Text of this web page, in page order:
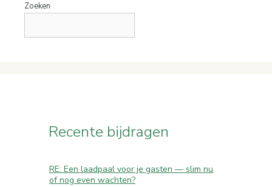
Zoeken
Recente bijdragen
RE: Een laadpaal voor je gasten — slim nu
of nog even wachten?